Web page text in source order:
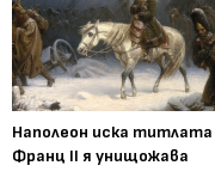
Наполеон иска
Франц II я унищожава